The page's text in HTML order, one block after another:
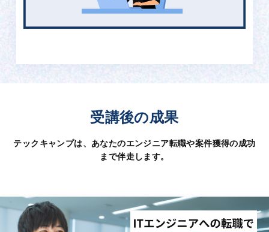
受講後の成果
テックキャンプは、あなたのエンジニア転職や案件獲得の成功
まで伴走します。